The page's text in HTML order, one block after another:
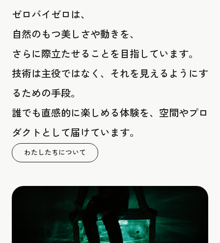
ゼロバイゼロは、
自然のもつ美しさや動きを、
さらに際立たせることを目指しています。
技術は主役ではなく、それを見えるようにす
るための手段。
誰でも直感的に楽しめる体験を、空間やプロ
ダクトとして届けています。
わたしたちについて